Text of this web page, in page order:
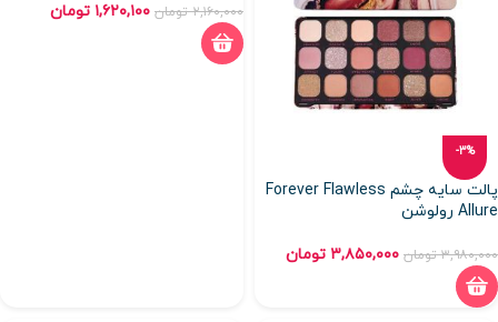
-3%
پالت سایه چشم Forever Flawless
Allure رولوشن
۳,۹۸۰,۰۰۰ تومان ۳,۸۵۰,۰۰۰ تومان
۲,۱۶۰,۰۰۰ تومان ۱,۶۲۰,۱۰۰ تومان